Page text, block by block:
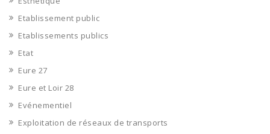
Etablissement public
Etablissements publics
Etat
Eure 27
Eure et Loir 28
Evénementiel
Exploitation de réseaux de transports